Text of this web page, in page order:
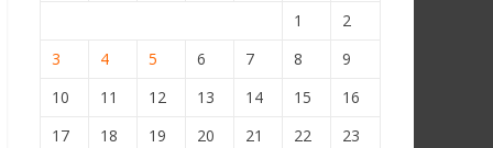
1
2
3
4 5 6 7 8
9
10
11 12 13 14 15
16
17
18 19 20 21 22
23